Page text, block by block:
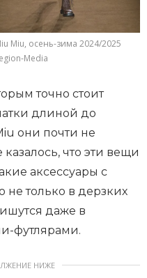
Miu, осень-зима 2024/2025
Media
точно стоит
длиной до
они почти не
что эти вещи
аксессуары с
только в дерзких
даже в
футлярами.
НИЖЕ